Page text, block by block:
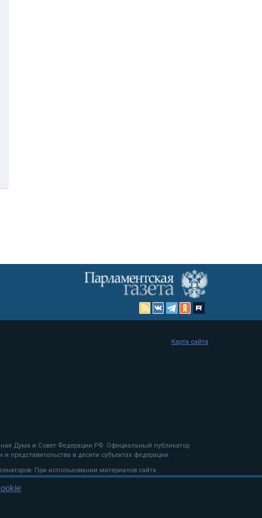
Дума и Совет Федерации РФ. Официальный публикатор
представительства в десяти субъектах федерации.
При использовании материалов сайта
Карта сайта